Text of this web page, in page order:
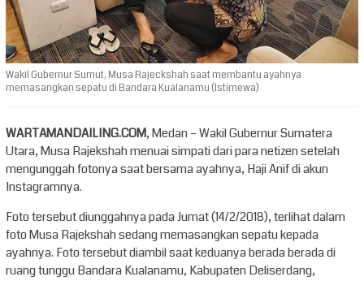
Wakil Gubernur Sumut, Musa Rajeckshah saat membantu ayahnya
memasangkan sepatu di Bandara Kualanamu (Istimewa)
WARTAMANDAILING.COM, Medan – Wakil Gubernur Sumatera
Utara, Musa Rajekshah menuai simpati dari para netizen setelah
mengunggah fotonya saat bersama ayahnya, Haji Anif di akun
Instagramnya.
Foto tersebut diunggahnya pada Jumat (14/2/2018), terlihat dalam
foto Musa Rajekshah sedang memasangkan sepatu kepada
ayahnya. Foto tersebut diambil saat keduanya berada berada di
ruang tunggu Bandara Kualanamu, Kabupaten Deliserdang,